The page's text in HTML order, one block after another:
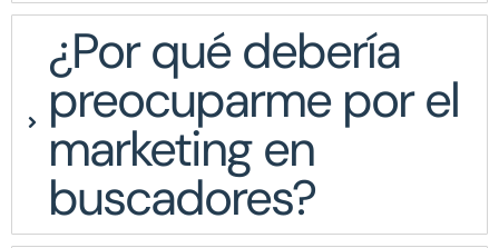
¿Por qué debería
preocuparme por el
marketing en
buscadores?